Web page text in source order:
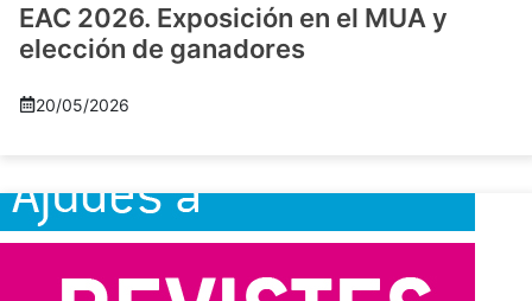
EAC 2026. Exposición en el MUA y
elección de ganadores
20/05/2026